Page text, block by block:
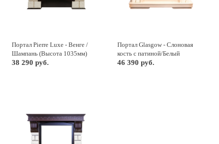
Портал Pierre Luxe - Венге /
Шампань (Высота 1035мм)
38 290 руб.
Портал Glasgow - Слоновая
кость с патиной/Белый
46 390 руб.